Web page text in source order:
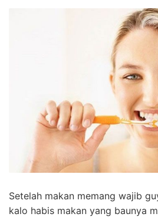
Setelah makan memang wajib
kalo habis makan yang baunya